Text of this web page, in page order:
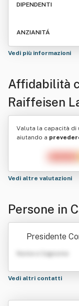
DIPENDENTI
ANZIANITÁ
Vedi più informazioni
Affidabilità
Raiffeisen
Cooperativa
Valuta la capacità di
aiutando a
Vedi altre valutazioni
Persone in
ocietà
Presidente
Nome e Cognome
Vedi altri contatti